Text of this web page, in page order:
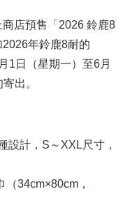
店預售「2026 鈴鹿8
年鈴鹿8耐的
1日（星期一）至6月
出。
設計，S～XXL尺寸，
34cm×80cm，